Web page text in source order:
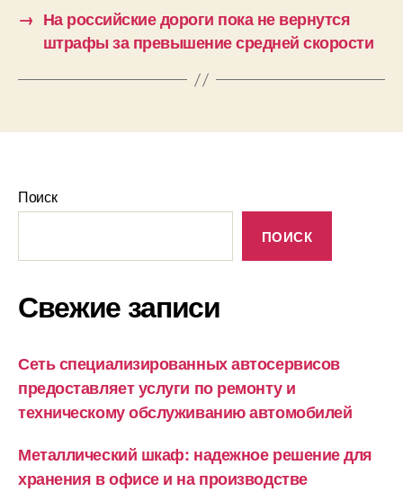
→ На российские дороги пока не вернутся
штрафы за превышение средней скорости
Поиск
ПОИСК
Свежие записи
Сеть специализированных автосервисов
предоставляет услуги по ремонту и
техническому обслуживанию автомобилей
Металлический шкаф: надежное решение для
хранения в офисе и на производстве